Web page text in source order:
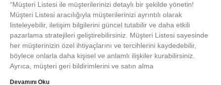
“Müşteri Listesi ile müşterilerinizi detaylı bir şekilde yönetin!
Müşteri Listesi aracılığıyla müşterilerinizi ayrıntılı olarak
listeleyebilir, iletişim bilgilerini güncel tutabilir ve daha etkili
pazarlama stratejileri geliştirebilirsiniz. Müşteri Listesi sayesinde
her müşterinizin özel ihtiyaçlarını ve tercihlerini kaydedebilir,
böylece onlarla daha kişisel ve anlamlı ilişkiler kurabilirsiniz.
Ayrıca, müşteri geri bildirimlerini ve satın alma
Devamını Oku